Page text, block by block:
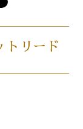
トリード